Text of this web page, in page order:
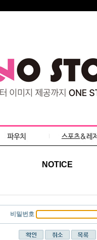
NOTICE
비밀번호